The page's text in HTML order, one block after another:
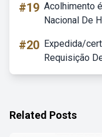
#19 Acolhimento
Nacional De
#20 Expedida/
Requisição
Related Posts